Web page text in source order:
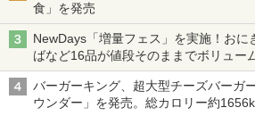
食」を発売
NewDays「増量フェス」を実施！おに
ばなど16品が値段そのままでボリュー
バーガーキング、超大型チーズバーガ
ウンダー」を発売。総カロリー約